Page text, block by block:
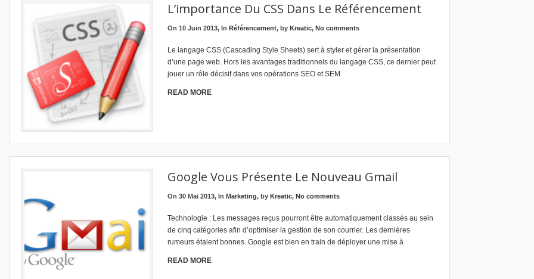
L’importance Du CSS Dans Le Référencement
On 10 Juin 2013, In Référencement, by Kreatic, No comments
Le langage CSS (Cascading Style Sheets) sert à styler et gérer la présentation
d’une page web. Hors les avantages traditionnels du langage CSS, ce dernier peut
jouer un rôle décisif dans vos opérations SEO et SEM.
READ MORE
Google Vous Présente Le Nouveau Gmail
On 30 Mai 2013, In Marketing, by Kreatic, No comments
Technologie : Les messages reçus pourront être automatiquement classés au sein
de cinq catégories afin d’optimiser la gestion de son courrier. Les dernières
rumeurs étaient bonnes. Google est bien en train de déployer une mise à
READ MORE